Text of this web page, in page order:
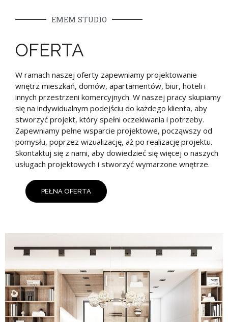
EMEM STUDIO
OFERTA
W ramach naszej oferty zapewniamy projektowanie
wnętrz mieszkań, domów, apartamentów, biur, hoteli i
innych przestrzeni komercyjnych. W naszej pracy skupiamy
się na indywidualnym podejściu do każdego klienta, aby
stworzyć projekt, który spełni oczekiwania i potrzeby.
Zapewniamy pełne wsparcie projektowe, począwszy od
pomysłu, poprzez wizualizację, aż po realizację projektu.
Skontaktuj się z nami, aby dowiedzieć się więcej o naszych
usługach projektowych i stworzyć wymarzone wnętrze.
PEŁNA OFERTA